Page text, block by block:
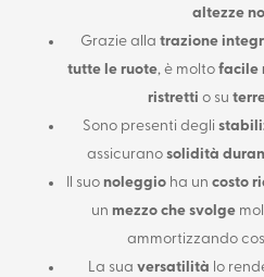
altezze
Grazie alla trazione
tutte le ruote, è moltofacile
ristretti o su
Sono presenti degli
assicurano solidità
Il suonoleggio ha uncosto
un mezzo che svolge
ammortizzando
La sua versatilità lo